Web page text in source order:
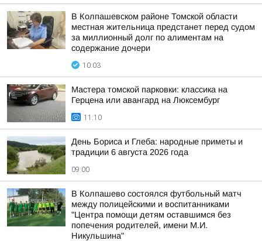
В Колпашевском районе Томской области
местная жительница предстанет перед судом
за миллионный долг по алиментам на
содержание дочери
10:03
Мастера томской парковки: классика на
Герцена или авангард на Люксембург
11:10
День Бориса и Глеба: народные приметы и
традиции 6 августа 2026 года
09:00
В Колпашево состоялся футбольный матч
между полицейскими и воспитанниками
"Центра помощи детям оставшимся без
попечения родителей, имени М.И.
Никульшина"